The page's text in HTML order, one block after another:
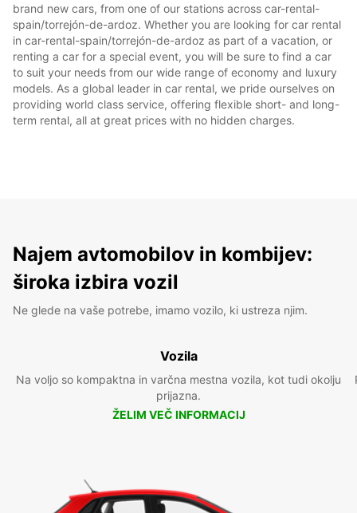
brand new cars, from one of our stations across car-rental-
spain/torrejón-de-ardoz. Whether you are looking for car rental
in car-rental-spain/torrejón-de-ardoz as part of a vacation, or
renting a car for a special event, you will be sure to find a car
to suit your needs from our wide range of economy and luxury
models. As a global leader in car rental, we pride ourselves on
providing world class service, offering flexible short- and long-
term rental, all at great prices with no hidden charges.
Najem avtomobilov in kombijev:
široka izbira vozil
Ne glede na vaše potrebe, imamo vozilo, ki ustreza njim.
Vozila
Na voljo so kompaktna in varčna mestna vozila, kot tudi okolju
prijazna.
ŽELIM VEČ INFORMACIJ